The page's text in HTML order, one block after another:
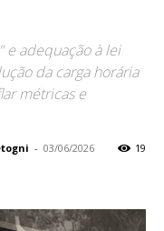
e adequação à lei
da carga horária
métricas e
- 03/06/2026 19